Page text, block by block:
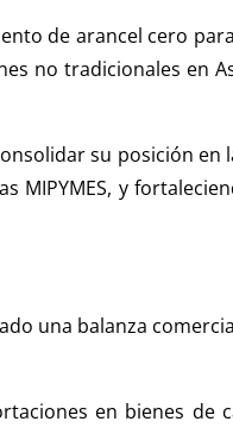
de arancel cero
no tradicionales en
su posición
MIPYMES, y
una balanza
en bienes